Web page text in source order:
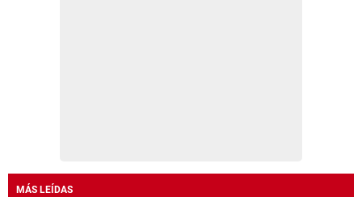
MÁS LEÍDAS